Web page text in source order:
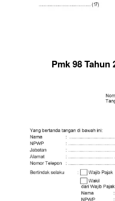
Pmk 98 Tahun